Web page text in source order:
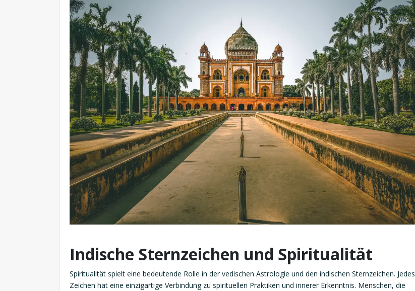
Indische Sternzeichen und Spiritualität
Spiritualität spielt eine bedeutende Rolle in der vedischen Astrologie und den indischen Sternzeichen. Jedes
Zeichen hat eine einzigartige Verbindung zu spirituellen Praktiken und innerer Erkenntnis. Menschen, die